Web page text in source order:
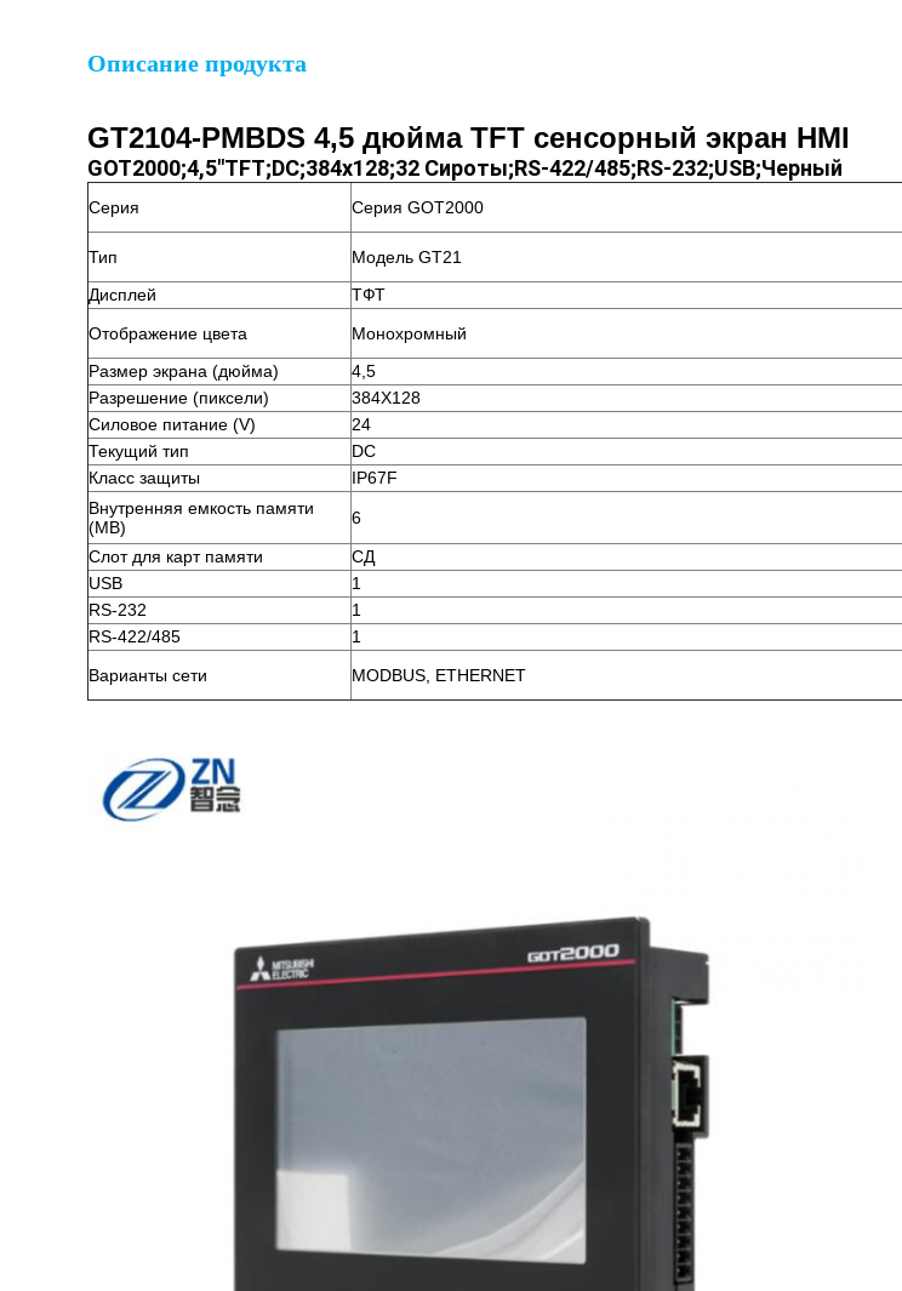
Описание продукта
GT2104-PMBDS 4,5 дюйма TFT сенсорный экран HMI
GOT2000;4,5"TFT;DC;384x128;32 Сироты;RS-422/485;RS-232;USB;Черный
Серия Серия GOT2000
Тип
Модель GT21
Дисплей
ТФТ
Отображение цвета
Монохромный
Размер экрана (дюйма)
4,5
Разрешение (пиксели)
384X128
Силовое питание (V)
24
Текущий тип
DC
Класс защиты
IP67F
Внутренняя емкость памяти
(MB)
6
Слот для карт памяти
СД
USB
1
RS-232
1
RS-422/485
1
Варианты сети
MODBUS, ETHERNET